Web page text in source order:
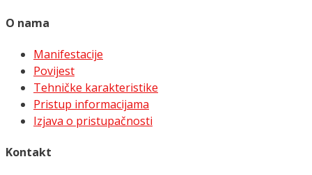
O nama
Manifestacije
Povijest
Tehničke karakteristike
Pristup informacijama
Izjava o pristupačnosti
Kontakt